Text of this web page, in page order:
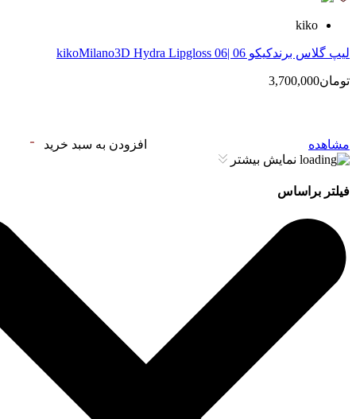
kiko
لیپ گلاس‌ برندکیکو 06 |kikoMilano3D Hydra Lipgloss 06
تومان3,700,000
مشاهده
افزودن به سبد خرید
نمایش بیشتر
فیلتر براساس